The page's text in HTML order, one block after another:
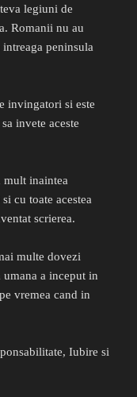
legiuni de
Romanii nu au
peninsula
invingatori si este
invete aceste
mult inaintea
cu toate acestea
scrierea.
multe dovezi
a inceput in
vremea cand in
Iubire si